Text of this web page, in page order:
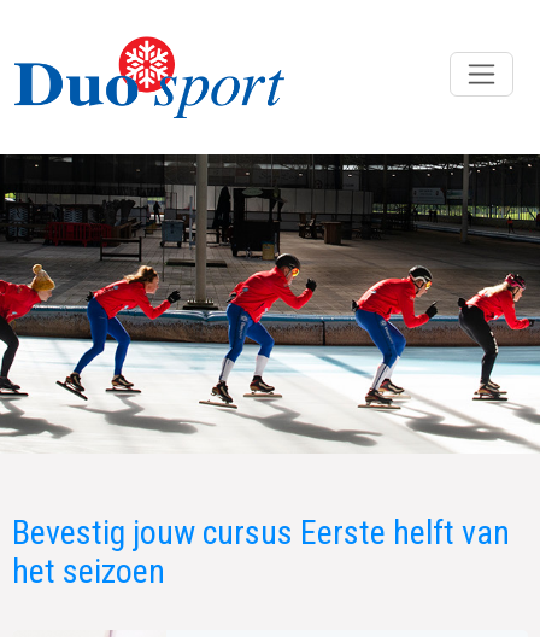
Bevestig jouw cursus Eerste helft van
het seizoen